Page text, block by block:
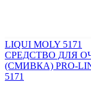
LIQUI MOLY 5171
СРЕДСТВО ДЛЯ
(СМИВКА) PRO-
5171